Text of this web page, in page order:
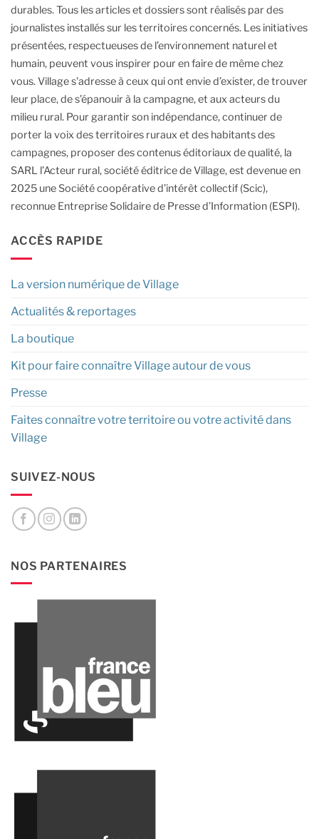
durables.Tous les articles et dossiers sont réalisés par des
journalistes installés sur les territoires concernés. Les initiatives
présentées, respectueuses de l’environnement naturel et
humain, peuvent vous inspirer pour en faire de même chez
vous.Village s'adresse à ceux qui ont envie d’exister, de trouver
leur place, de s’épanouir à la campagne, et aux acteurs du
milieu rural. Pour garantir son indépendance, continuer de
porter la voix des territoires ruraux et des habitants des
campagnes, proposer des contenus éditoriaux de qualité, la
SARL l’Acteur rural, société éditrice de Village, est devenue en
2025 une Société coopérative d’intérêt collectif (Scic),
reconnue Entreprise Solidaire de Presse d’Information (ESPI).
ACCÈS RAPIDE
La version numérique de Village
Actualités & reportages
La boutique
Kit pour faire connaître Village autour de vous
Presse
Faites connaître votre territoire ou votre activité dans
Village
SUIVEZ-NOUS
NOS PARTENAIRES